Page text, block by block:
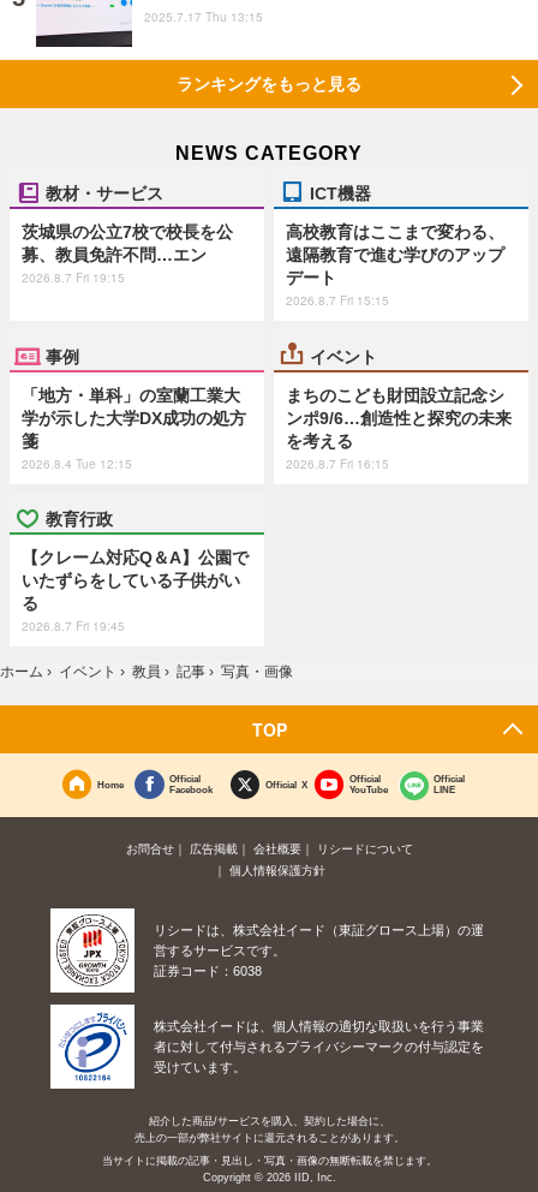
2025.7.17 Thu 13:15
ランキングをもっと見る
NEWS CATEGORY
教材・サービス
茨城県の公立7校で校長を公
募、教員免許不問…エン
2026.8.7 Fri 19:15
ICT機器
高校教育はここまで変わる、
遠隔教育で進む学びのアップ
デート
2026.8.7 Fri 15:15
事例
「地方・単科」の室蘭工業大
学が示した大学DX成功の処方
箋
2026.8.4 Tue 12:15
イベント
まちのこども財団設立記念シ
ンポ9/6…創造性と探究の未来
を考える
2026.8.7 Fri 16:15
教育行政
【クレーム対応Q＆A】公園で
いたずらをしている子供がい
る
2026.8.7 Fri 19:45
ホーム › イベント › 教員 › 記事 › 写真・画像
TOP
Home
Official
Facebook
Official X
Official
YouTube
Official
LINE
お問合せ 広告掲載 会社概要
リシードについて
個人情報保護方針
リシードは、株式会社イード（東証グロース上場）の運
営するサービスです。
証券コード：6038
株式会社イードは、個人情報の適切な取扱いを行う事業
者に対して付与されるプライバシーマークの付与認定を
受けています。
紹介した商品/サービスを購入、契約した場合に、
売上の一部が弊社サイトに還元されることがあります。
当サイトに掲載の記事・見出し・写真・画像の無断転載を禁じます。
Copyright © 2026 IID, Inc.